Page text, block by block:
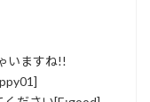
いますね!!